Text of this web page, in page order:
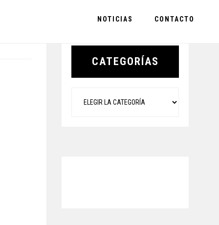
NOTICIAS CONTACTO
Primary
CATEGORÍAS